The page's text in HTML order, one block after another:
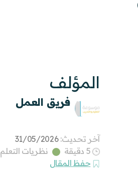
المؤلف
فريق العمل
آخر تحديث:31/05/2026
5 دقيقة
نظريات التعلم
حفظ المقال